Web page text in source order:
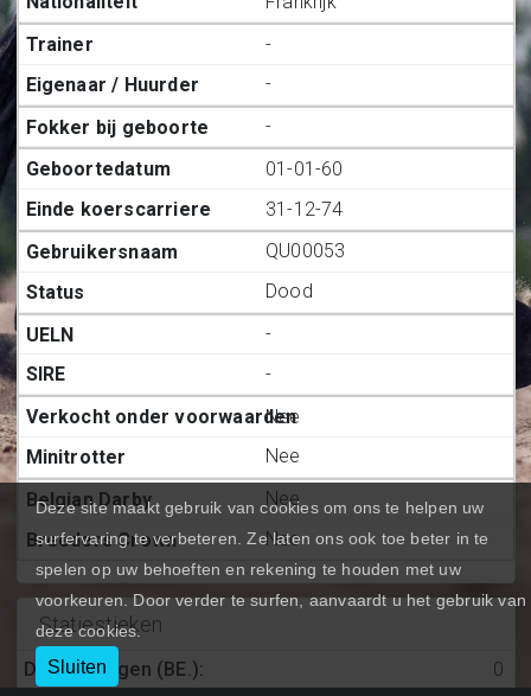
-
-
-
01-01-60
31-12-74
QU00053
Dood
-
-
Nee
Nee
Nee
Nee
Statiestieken
Deelnemingen (BE.): 0
Deze site maakt gebruik van cookies om ons te helpen uw
surfervaring te verbeteren. Ze laten ons ook toe beter in te
spelen op uw behoeften en rekening te houden met uw
voorkeuren. Door verder te surfen, aanvaardt u het gebruik van
deze cookies.
Sluiten